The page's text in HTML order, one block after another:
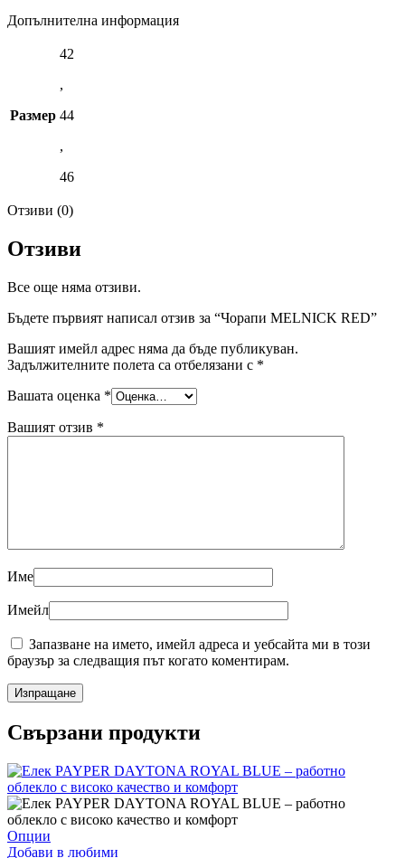
Допълнителна информация
Размер
42
,
44
,
46
Отзиви (0)
Отзиви
Все още няма отзиви.
Бъдете първият написал отзив за “Чорапи MELNICK RED”
Вашият имейл адрес няма да бъде публикуван.
Задължителните полета са отбелязани с *
Вашата оценка *
Вашият отзив *
Име
Имейл
Запазване на името, имейл адреса и уебсайта ми в този
браузър за следващия път когато коментирам.
Свързани продукти
Опции
product
Добави в любими